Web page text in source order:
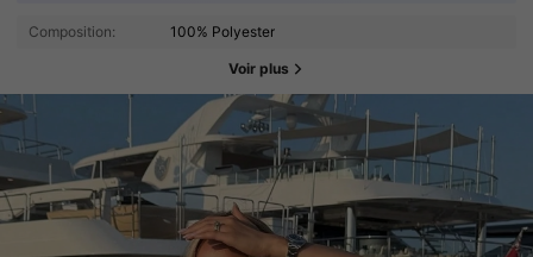
Composition: 100% Polyester
Voir plus